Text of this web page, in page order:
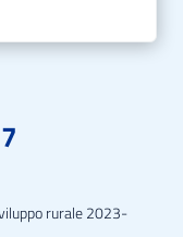
rurale 2023-